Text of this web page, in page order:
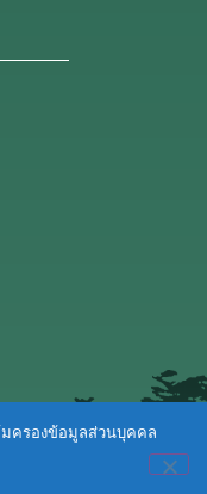
มครองข้อมูลส่วนบุคคล